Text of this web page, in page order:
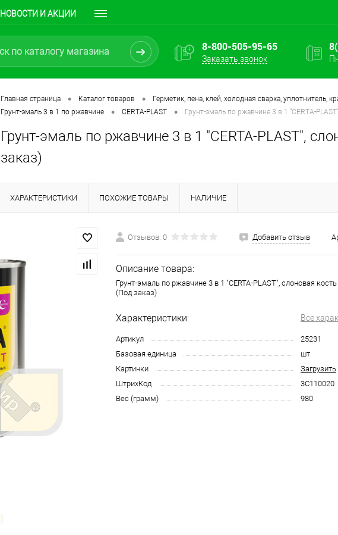
НОВОСТИ И АКЦИИ
8-800-505-95-65
Заказать звонок
Главная страница • Каталог товаров •
Герметик, пена, клей, холодная сварка, уплотнитель,
Грунт-эмаль 3 в 1 по ржавчине
• CERTA-PLAST • Грунт-эмаль по ржавчине 3 в 1 "CERTA-
Грунт-эмаль по ржавчине 3 в 1 "CERTA-PLAST",
заказ)
ХАРАКТЕРИСТИКИ ПОХОЖИЕ ТОВАРЫ НАЛИЧИЕ
Отзывов: 0 Добавить отзыв
Описание товара:
Грунт-эмаль по ржавчине 3 в 1 "CERTA-PLAST", слоновая
(Под заказ)
Характеристики: Все
Артикул
25231
Базовая единица
шт
Картинки
Загрузить
ШтрихКод
3С110020
Вес (грамм)
980